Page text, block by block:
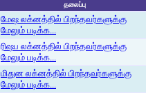
தலைப்பு
மேஷ லக்னத்தில் பிறந்தவர்களுக்கு
மேலும் படிக்க...
ரிஷப லக்னத்தில் பிறந்தவர்களுக்கு
மேலும் படிக்க...
மிதுன லக்னத்தில் பிறந்தவர்களுக்கு
மேலும் படிக்க...